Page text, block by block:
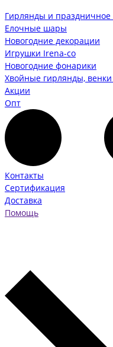
Гирлянды и
Елочные шары
Новогодние декорации
Игрушки Irena-co
Новогодние фонарики
Хвойные гирлянды, венки
Акции
Опт
Контакты
Сертификация
Доставка
Помощь